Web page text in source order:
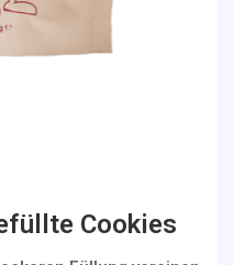
Cookies